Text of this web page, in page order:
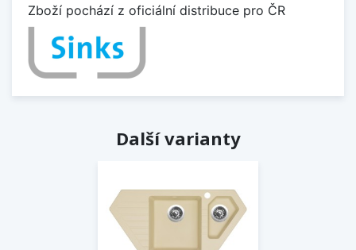
Zboží pochází z oficiální distribuce pro ČR
Další varianty